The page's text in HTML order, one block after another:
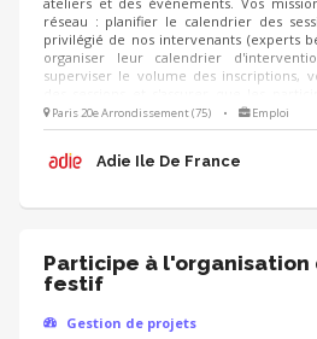
réseau : planifier le calendrier des
privilégié de nos intervenants (experts
organiser leur calendrier
superviser le volume des inscriptions,
informations. - Amélioration continue :
satisfaction des créateurs d'entreprise
trimestre à l’autre.
Paris 20e Arrondissement (75) • Emploi
Adie Ile De France
Participe à
festif
Gestion de projets